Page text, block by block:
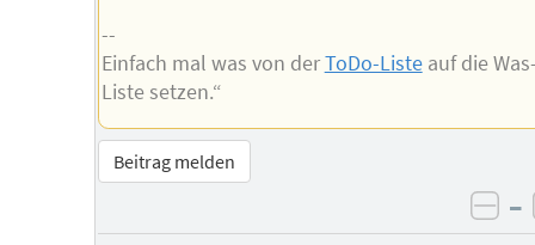
--
Einfach mal was von derToDo-Listeauf die
Liste setzen.“
Beitrag melden
–